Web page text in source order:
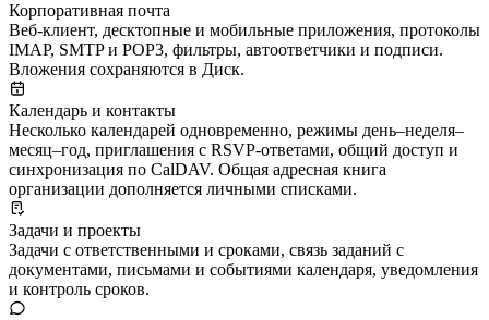
Корпоративная почта
Веб-клиент, десктопные и мобильные приложения, протоколы
IMAP, SMTP и POP3, фильтры, автоответчики и подписи.
Вложения сохраняются в Диск.
Календарь и контакты
Несколько календарей одновременно, режимы день–неделя–
месяц–год, приглашения с RSVP-ответами, общий доступ и
синхронизация по CalDAV. Общая адресная книга
организации дополняется личными списками.
Задачи и проекты
Задачи с ответственными и сроками, связь заданий с
документами, письмами и событиями календаря, уведомления
и контроль сроков.